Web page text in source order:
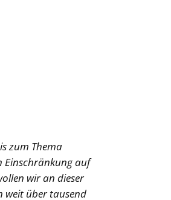
zum Thema
Einschränkung auf
wir an dieser
weit über tausend